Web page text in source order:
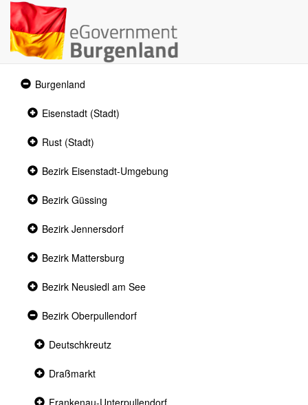
Expanded
section
Burgenland
Collapsed
Eisenstadt (Stadt)
Collapsed
section
Rust (Stadt)
Collapsed
Bezirk Eisenstadt-Umgebung
Collapsed
Bezirk Güssing
Collapsed
Bezirk Jennersdorf
Collapsed
Bezirk Mattersburg
Collapsed
Bezirk Neusiedl am See
Expanded
Bezirk Oberpullendorf
Collapsed
Deutschkreutz
Collapsed
Draßmarkt
Collapsed
Frankenau-Unterpullendorf